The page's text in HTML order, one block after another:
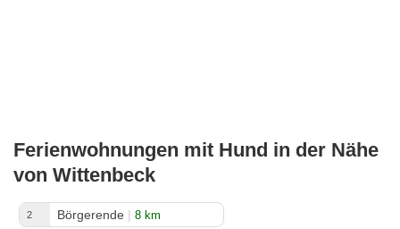
Ferienwohnungen mit Hund in der Nähe
von Wittenbeck
2 Börgerende | 8 km